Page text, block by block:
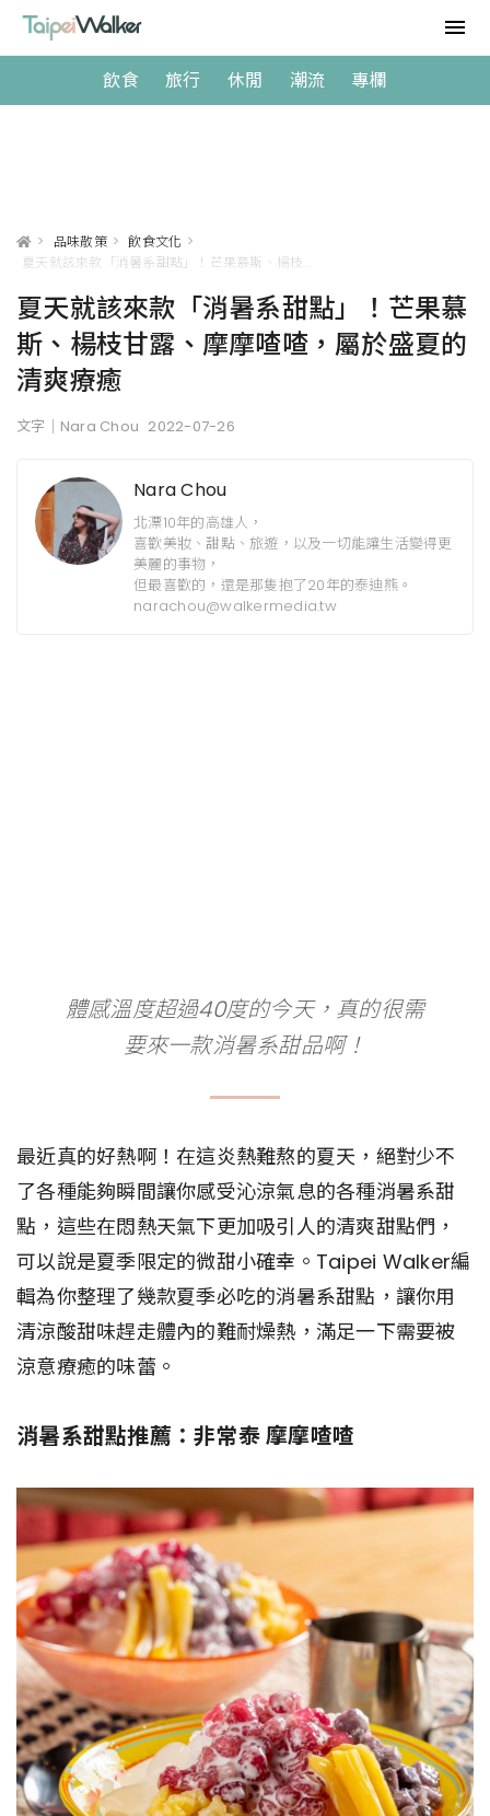
飲食 旅行 休閒 潮流 專欄
> 品味散策 > 飲食文化 >
夏天就該來款「消暑系甜點」！芒果慕
斯、楊枝甘露、摩摩喳喳，屬於盛夏的
清爽療癒
文字｜Nara Chou 2022-07-26
Nara Chou
北漂10年的高雄人，
喜歡美妝、甜點、旅遊，以及一切能讓生活變得更
美麗的事物，
但最喜歡的，還是那隻抱了20年的泰迪熊。
narachou@walkermedia.tw
體感溫度超過40度的今天，真的很需
要來一款消暑系甜品啊！
最近真的好熱啊！在這炎熱難熬的夏天，絕對少不
了各種能夠瞬間讓你感受沁涼氣息的各種消暑系甜
點，這些在悶熱天氣下更加吸引人的清爽甜點們，
可以說是夏季限定的微甜小確幸。Taipei Walker編
輯為你整理了幾款夏季必吃的消暑系甜點，讓你用
清涼酸甜味趕走體內的難耐燥熱，滿足一下需要被
涼意療癒的味蕾。
消暑系甜點推薦：非常泰 摩摩喳喳